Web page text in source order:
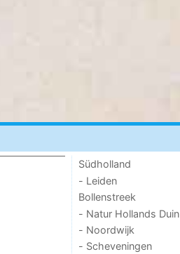
Südholland
- Leiden
Bollenstreek
- Natur Hollands Duin
- Noordwijk
- Scheveningen